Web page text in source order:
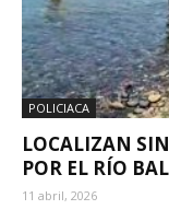
POLICIACA
LOCALIZAN
POR EL RÍO
11 abril, 2026